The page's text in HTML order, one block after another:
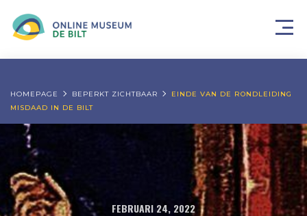
HOMEPAGE BEPERKT ZICHTBAAR
EINDE VAN DE RONDLEIDING
MISDAAD IN DE BILT
FEBRUARI 24, 2022